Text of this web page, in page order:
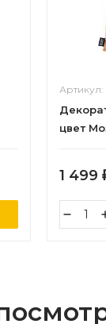
Артикул:
цвет
1 499